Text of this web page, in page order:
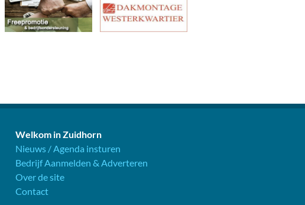
Welkom in Zuidhorn
Nieuws / Agenda insturen
Bedrijf Aanmelden & Adverteren
Over de site
Contact